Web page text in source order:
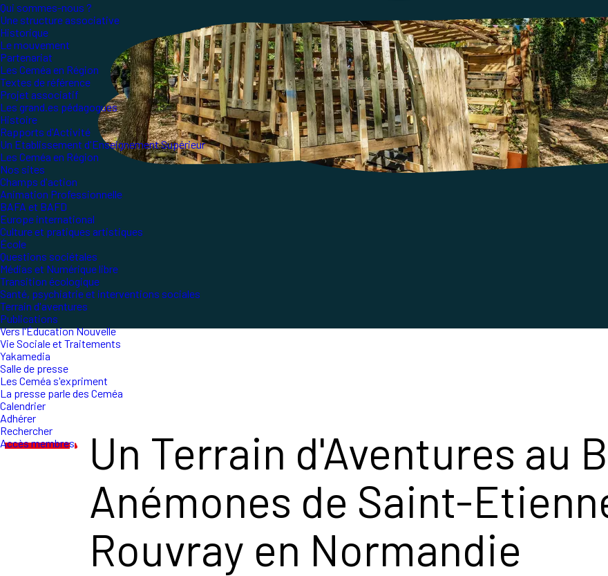
Qui sommes-nous ?
Une structure associative
Historique
Le mouvement
Partenariat
Les Ceméa en Région
Textes de référence
Projet associatif
Les grand.es pédagogues
Histoire
Rapports d'Activité
Un Etablissement d'Enseignement Supérieur
Les Ceméa en Région
Nos sites
Champs d'action
Animation Professionnelle
BAFA et BAFD
Europe international
Culture et pratiques artistiques
École
Questions sociétales
Médias et Numérique libre
Transition écologique
Santé, psychiatrie et interventions sociales
Terrain d'aventures
Publications
Vers l'Éducation Nouvelle
Vie Sociale et Traitements
Yakamedia
Salle de presse
Les Ceméa s'expriment
La presse parle des Ceméa
Calendrier
Adhérer
Rechercher
Accès membres
Un Terrain d'Aventures au
Anémones de Saint-
Rouvray en Normandie